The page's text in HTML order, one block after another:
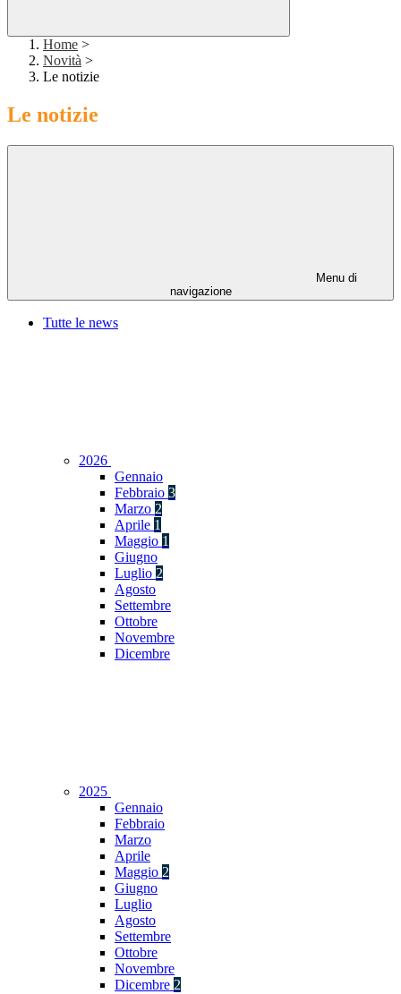
Home >
Novità >
Le notizie
Le notizie
Menu di
navigazione
Tutte le news
2026
Gennaio
Febbraio 3
Marzo 2
Aprile 1
Maggio 1
Giugno
Luglio 2
Agosto
Settembre
Ottobre
Novembre
Dicembre
2025
Gennaio
Febbraio
Marzo
Aprile
Maggio 2
Giugno
Luglio
Agosto
Settembre
Ottobre
Novembre
Dicembre 2